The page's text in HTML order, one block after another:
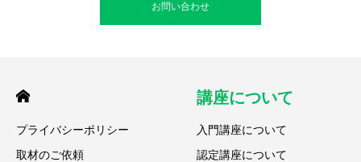
お問い合わせ
プライバシーポリシー
取材のご依頼
講座について
入門講座について
認定講座について